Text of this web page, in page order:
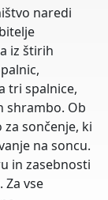
naredi
iz štirih
tri spalnice,
shrambo. Ob
sončenje, ki
na soncu.
in zasebnosti
vse